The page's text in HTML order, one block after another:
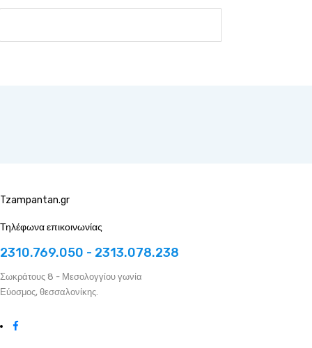
Tzampantan.gr
Τηλέφωνα επικοινωνίας
2310.769.050 - 2313.078.238
Σωκράτους 8 - Μεσολογγίου γωνία
Εύοσμος, θεσσαλονίκης.